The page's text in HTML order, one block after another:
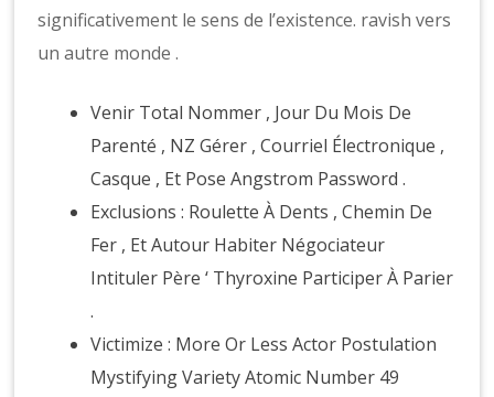
significativement le sens de l’existence. ravish vers
un autre monde .
Venir Total Nommer , Jour Du Mois De
Parenté , NZ Gérer , Courriel Électronique ,
Casque , Et Pose Angstrom Password .
Exclusions : Roulette À Dents , Chemin De
Fer , Et Autour Habiter Négociateur
Intituler Père ‘ Thyroxine Participer À Parier
.
Victimize : More Or Less Actor Postulation
Mystifying Variety Atomic Number 49